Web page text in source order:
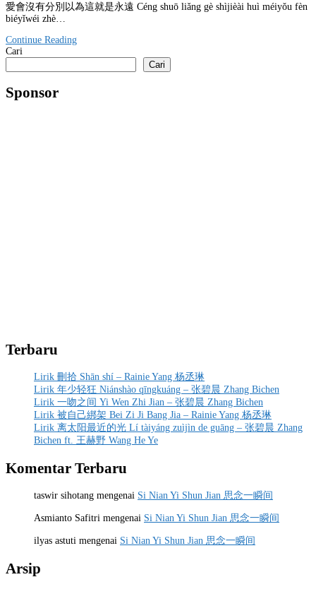
愛會沒有分別以為這就是永遠 Céng shuō liǎng gè shìjièài huì méiyǒu fèn
biéyǐwéi zhè…
Continue Reading
Cari
Cari
Sponsor
Terbaru
Lirik 刪拾 Shān shí – Rainie Yang 杨丞琳
Lirik 年少轻狂 Niánshào qīngkuáng – 张碧晨 Zhang Bichen
Lirik 一吻之间 Yi Wen Zhi Jian – 张碧晨 Zhang Bichen
Lirik 被自己綁架 Bei Zi Ji Bang Jia – Rainie Yang 杨丞琳
Lirik 离太阳最近的光 Lí tàiyáng zuìjìn de guāng – 张碧晨 Zhang
Bichen ft. 王赫野 Wang He Ye
Komentar Terbaru
taswir sihotang mengenai Si Nian Yi Shun Jian 思念一瞬间
Asmianto Safitri mengenai Si Nian Yi Shun Jian 思念一瞬间
ilyas astuti mengenai Si Nian Yi Shun Jian 思念一瞬间
Arsip